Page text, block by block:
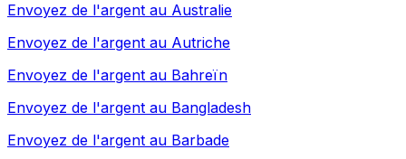
Envoyez de l'argent au Australie
Envoyez de l'argent au Autriche
Envoyez de l'argent au Bahreïn
Envoyez de l'argent au Bangladesh
Envoyez de l'argent au Barbade